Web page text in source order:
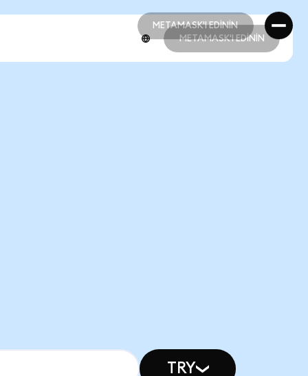
METAMASK'I EDİNİN
METAMASK'I EDİNİN
METAMASK'I EDİNİN
TRY